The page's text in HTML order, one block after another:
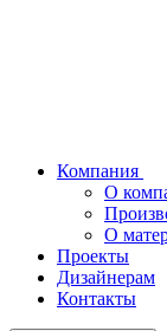
Компания
О
О
Проекты
Дизайнерам
Контакты